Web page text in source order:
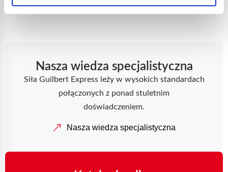
Nasza wiedza specjalistyczna
Siła Guilbert Express leży w wysokich standardach
połączonych z ponad stuletnim
doświadczeniem.
Nasza wiedza specjalistyczna